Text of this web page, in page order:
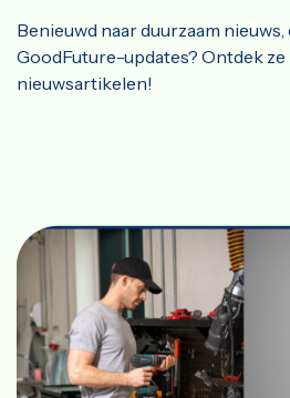
Benieuwd naar duurzaam
GoodFuture-updates? Ontdek ze
nieuwsartikelen!